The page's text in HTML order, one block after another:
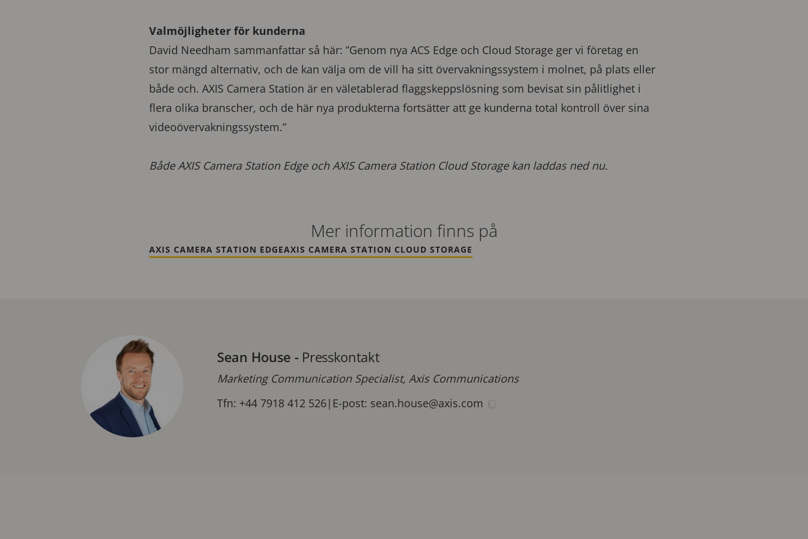
Valmöjligheter för kunderna
David Needham sammanfattar så här: ”Genom nya ACS Edge och Cloud Storage ger vi företag en
stor mängd alternativ, och de kan välja om de vill ha sitt övervakningssystem i molnet, på plats eller
både och. AXIS Camera Station är en väletablerad flaggskeppslösning som bevisat sin pålitlighet i
flera olika branscher, och de här nya produkterna fortsätter att ge kunderna total kontroll över sina
videoövervakningssystem.”
Både AXIS Camera Station Edge och AXIS Camera Station Cloud Storage kan laddas ned nu.
Mer information finns på
AXIS CAMERA STATION EDGEAXIS CAMERA STATION CLOUD STORAGE
Sean House - Presskontakt
Marketing Communication Specialist, Axis Communications
Tfn: +44 7918 412 526| E-post: sean.house@axis.com